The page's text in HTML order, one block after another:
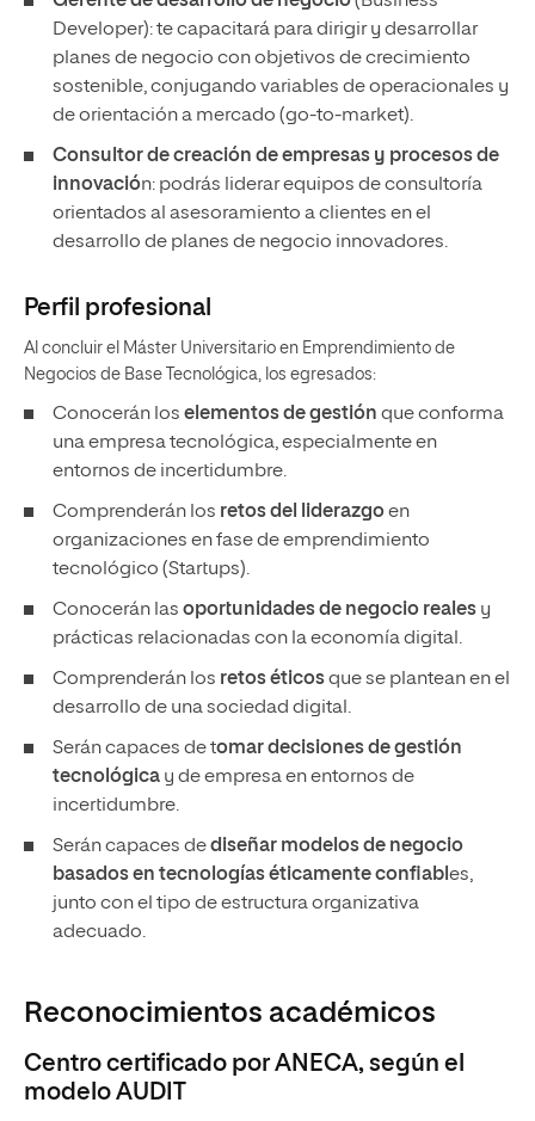
Developer): te capacitará para dirigir y desarrollar
planes de negocio con objetivos de crecimiento
sostenible, conjugando variables de operacionales y
de orientación a mercado (go-to-market).
Consultor de creación de empresas y procesos de
innovación: podrás liderar equipos de consultoría
orientados al asesoramiento a clientes en el
desarrollo de planes de negocio innovadores.
Perfil profesional
Al concluir el Máster Universitario en Emprendimiento de
Negocios de Base Tecnológica, los egresados:
Conocerán los elementos de gestión que conforma
una empresa tecnológica, especialmente en
entornos de incertidumbre.
Comprenderán los retos del liderazgoen
organizaciones en fase de emprendimiento
tecnológico (Startups).
Conocerán las oportunidades de negocio reales y
prácticas relacionadas con la economía digital.
Comprenderán los retos éticosque se plantean en el
desarrollo de una sociedad digital.
Serán capaces de tomar decisiones de gestión
tecnológica y de empresa en entornos de
incertidumbre.
Serán capaces dediseñar modelos de negocio
basados en tecnologías éticamente confiabl es,
junto con el tipo de estructura organizativa
adecuado.
Reconocimientos académicos
Centro certificado por ANECA, según el
modelo AUDIT